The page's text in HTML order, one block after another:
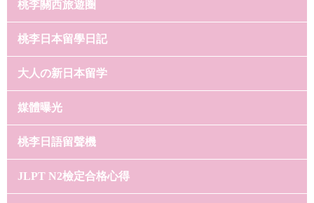
桃李關西旅遊圈
桃李日本留學日記
大人の新日本留学
媒體曝光
桃李日語留聲機
JLPT N2檢定合格心得